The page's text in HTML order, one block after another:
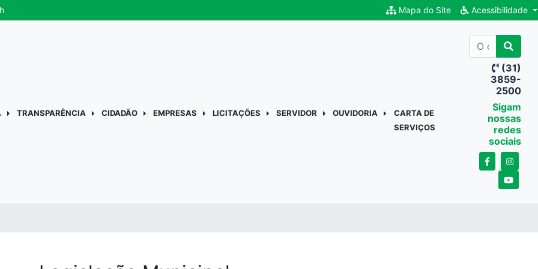
Mapa do Site Acessibilidade
TRANSPARÊNCIA CIDADÃO EMPRESAS LICITAÇÕES SERVIDOR OUVIDORIA
CARTA DE
SERVIÇOS
(31)
3859-
2500
Sigam
nossas
redes
sociais